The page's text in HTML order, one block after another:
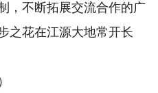
，不断拓展交流合作的广
之花在江源大地常开长